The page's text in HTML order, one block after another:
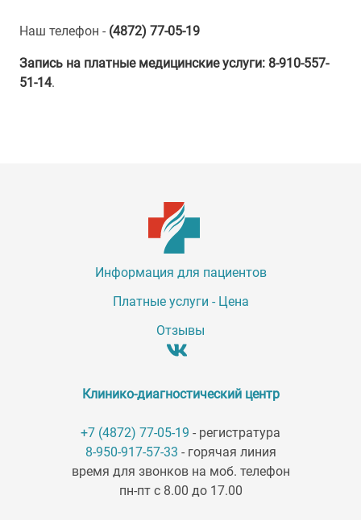
Наш телефон - (4872) 77-05-19
Запись на платные медицинские услуги: 8-910-557-
51-14.
Информация для пациентов
Платные услуги - Цена
Отзывы
Клинико-диагностический центр
+7 (4872) 77-05-19 - регистратура
8-950-917-57-33 - горячая линия
время для звонков на моб. телефон
пн-пт с 8.00 до 17.00